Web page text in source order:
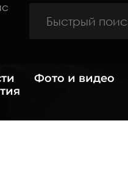
Фото и видео